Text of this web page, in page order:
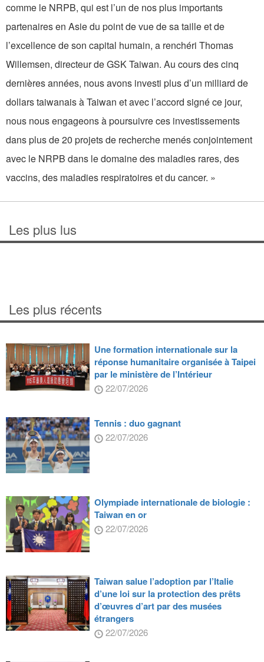
comme le NRPB, qui est l’un de nos plus importants
partenaires en Asie du point de vue de sa taille et de
l’excellence de son capital humain, a renchéri Thomas
Willemsen, directeur de GSK Taiwan. Au cours des cinq
dernières années, nous avons investi plus d’un milliard de
dollars taiwanais à Taiwan et avec l’accord signé ce jour,
nous nous engageons à poursuivre ces investissements
dans plus de 20 projets de recherche menés conjointement
avec le NRPB dans le domaine des maladies rares, des
vaccins, des maladies respiratoires et du cancer. »
Les plus lus
Les plus récents
Une formation internationale sur la
réponse humanitaire organisée à Taipei
par le ministère de l’Intérieur
22/07/2026
Tennis : duo gagnant
22/07/2026
Olympiade internationale de biologie :
Taiwan en or
22/07/2026
Taiwan salue l’adoption par l’Italie
d’une loi sur la protection des prêts
d’œuvres d’art par des musées
étrangers
22/07/2026